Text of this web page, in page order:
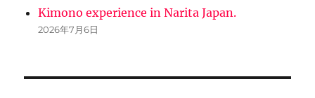
Kimono experience in Narita Japan.
2026年7月6日